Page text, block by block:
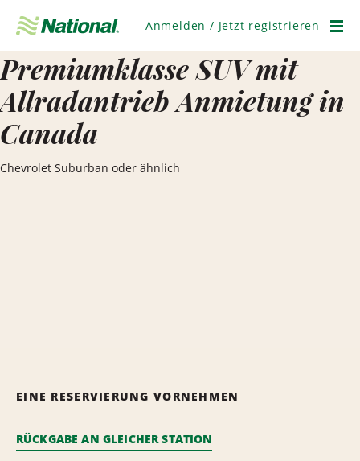
überspringen
Anmelden / Jetzt registrieren
Premiumklasse SUV mit
Allradantrieb Anmietung in
Canada
Chevrolet Suburban oder ähnlich
EINE RESERVIERUNG VORNEHMEN
RÜCKGABE AN GLEICHER STATION